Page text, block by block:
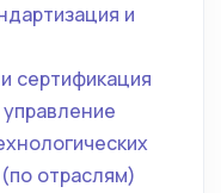
и
сертификация
отраслям)